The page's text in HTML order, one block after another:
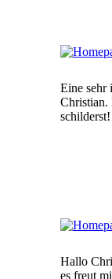
Eine sehr
Christian.
Hallo
es freut